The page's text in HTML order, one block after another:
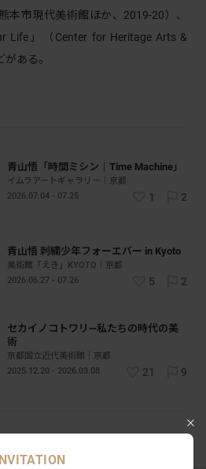
本市現代美術館ほか、2019-20）、
Life」（Center for Heritage Arts &
ある。
青山悟「時間ミシン｜Time Machine」
イムラアートギャラリー｜京都
2026.07.04 - 07.25
1 2
青山悟 刺繍少年フォーエバー in Kyoto
美術館「えき」KYOTO｜京都
2026.06.27 - 07.26
5 2
セカイノコトワリ―私たちの時代の美
術
京都国立近代美術館｜京都
2025.12.20 - 2026.03.08
21 9
INVITATION